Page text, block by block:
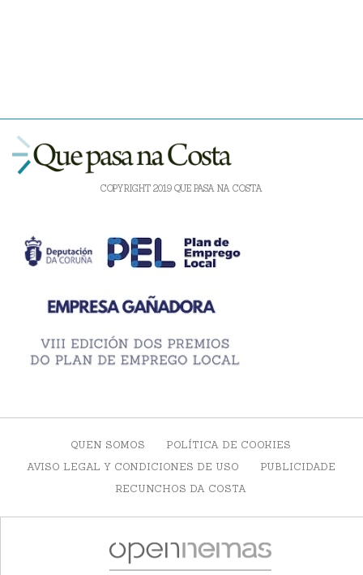
COPYRIGHT 2019 QUE PASA NA COSTA
QUEN SOMOS
POLÍTICA DE COOKIES
AVISO LEGAL Y CONDICIONES DE USO
PUBLICIDADE
RECUNCHOS DA COSTA